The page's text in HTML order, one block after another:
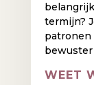
termijn?
patronen
bewuster
WEET